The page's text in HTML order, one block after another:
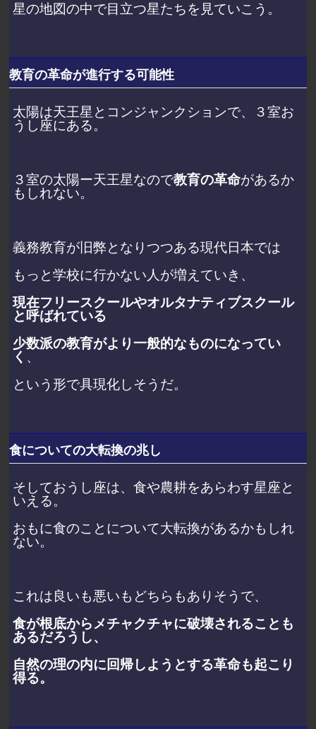
星の地図の中で目立つ星たちを見ていこう。
教育の革命が進行する可能性
太陽は天王星とコンジャンクションで、３室お
うし座にある。
３室の太陽ー天王星なので教育の革命があるか
もしれない。
義務教育が旧弊となりつつある現代日本では
もっと学校に行かない人が増えていき、
現在フリースクールやオルタナティブスクール
と呼ばれている
少数派の教育がより一般的なものになってい
く 、
という形で具現化しそうだ。
食についての大転換の兆し
そしておうし座は、食や農耕をあらわす星座と
いえる。
おもに食のことについて大転換があるかもしれ
ない。
これは良いも悪いもどちらもありそうで、
食が根底からメチャクチャに破壊されることも
あるだろうし、
自然の理の内に回帰しようとする革命も起こり
得る。